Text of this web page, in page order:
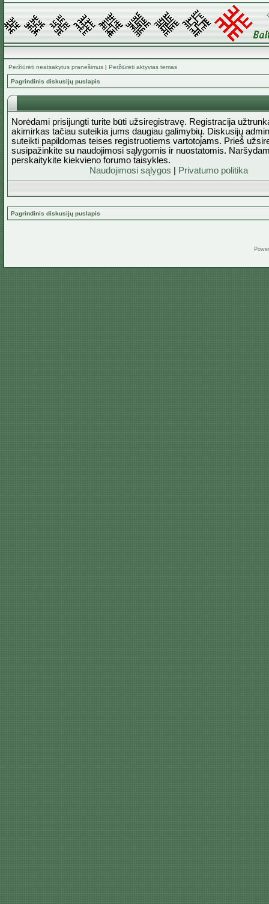
Peržiūrėti neatsakytus pranešimus | Peržiūrėti aktyvias temas
Pagrindinis diskusijų puslapis
Norėdami prisijungti turite būti užsiregistravę. Registracija
akimirkas tačiau suteikia jums daugiau galimybių. Diskusijų
suteikti papildomas teises registruotiems vartotojams. Prieš
susipažinkite su naudojimosi sąlygomis ir nuostatomis.
perskaitykite kiekvieno forumo taisykles.
Naudojimosi sąlygos
Privatumo politika
Pagrindinis diskusijų puslapis